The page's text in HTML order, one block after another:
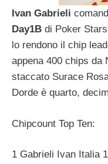
Ivan Gabrieli
Day1B di Poker
lo rendono il chip
appena 400 chips da
staccato Surace
Dorde è quarto,
Chipcount Top Ten:
1 Gabrieli Ivan Italia